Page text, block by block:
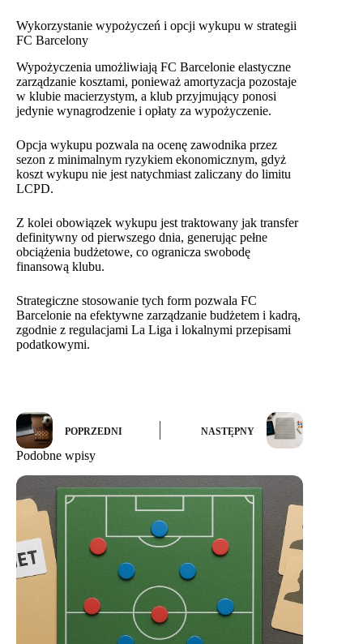
Wykorzystanie wypożyczeń i opcji wykupu w strategii
FC Barcelony
Wypożyczenia umożliwiają FC Barcelonie elastyczne
zarządzanie kosztami, ponieważ amortyzacja pozostaje
w klubie macierzystym, a klub przyjmujący ponosi
jedynie wynagrodzenie i opłaty za wypożyczenie.
Opcja wykupu pozwala na ocenę zawodnika przez
sezon z minimalnym ryzykiem ekonomicznym, gdyż
koszt wykupu nie jest natychmiast zaliczany do limitu
LCPD.
Z kolei obowiązek wykupu jest traktowany jak transfer
definitywny od pierwszego dnia, generując pełne
obciążenia budżetowe, co ogranicza swobodę
finansową klubu.
Strategiczne stosowanie tych form pozwala FC
Barcelonie na efektywne zarządzanie budżetem i kadrą,
zgodnie z regulacjami La Liga i lokalnymi przepisami
podatkowymi.
POPRZEDNI NASTĘPNY
Podobne wpisy